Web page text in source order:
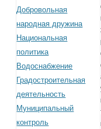
Добровольная
народная дружина
Национальная
политика
Водоснабжение
Градостроительная
деятельность
Муниципальный
контроль